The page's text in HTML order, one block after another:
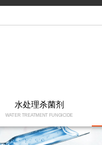
水处理杀菌剂
WATER TREATMENT FUNGICIDE